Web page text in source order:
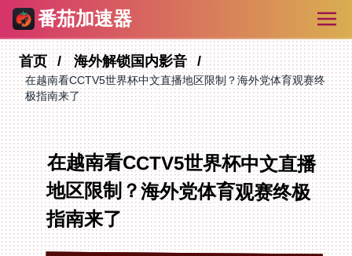
番茄加速器
首页 海外解锁国内影音
在越南看CCTV5世界杯中文直播地区限制？海外党体育观赛终
极指南来了
在越南看CCTV5世界杯中文直播
地区限制？海外党体育观赛终极
指南来了